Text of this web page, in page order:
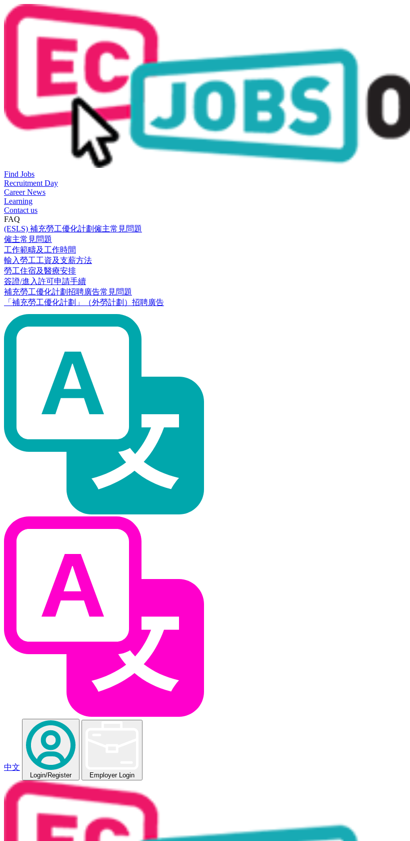
Find Jobs
Recruitment Day
Career News
Learning
Contact us
FAQ
(ESLS) 補充勞工優化計劃僱主常見問題
僱主常見問題
工作範疇及工作時間
輸入勞工工資及支薪方法
勞工住宿及醫療安排
簽證/進入許可申請手續
補充勞工優化計劃招聘廣告常見問題
「補充勞工優化計劃」（外勞計劃）招聘廣告
中文
Login/Register Employer Login